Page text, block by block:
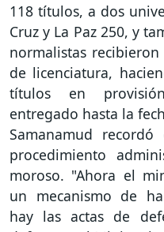
118 títulos, a dos
Cruz y La Paz 250, y
normalistas
de licenciatura,
títulos en
entregado hasta la
Samanamud
procedimiento
moroso. "Ahora el
un mecanismo de
hay las actas de